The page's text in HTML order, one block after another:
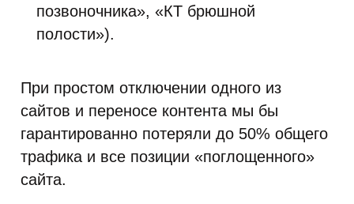
позвоночника», «КТ брюшной
полости»).
При простом отключении одного из
сайтов и переносе контента мы бы
гарантированно потеряли до 50% общего
трафика и все позиции «поглощенного»
сайта.